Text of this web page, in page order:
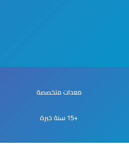
معدات متخصصة
+15 سنة خبرة